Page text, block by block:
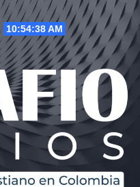
10:54:39 AM